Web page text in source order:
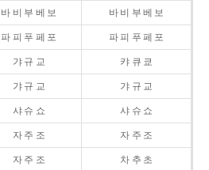
바 비 부 베 보 바 비 부 베 보
파 피 푸 페 포 파 피 푸 페 포
갸 규 교 캬 큐 쿄
갸 규 교 갸 규 교
샤 슈 쇼 샤 슈 쇼
자 주 조 자 주 조
자 주 조 차 추 초